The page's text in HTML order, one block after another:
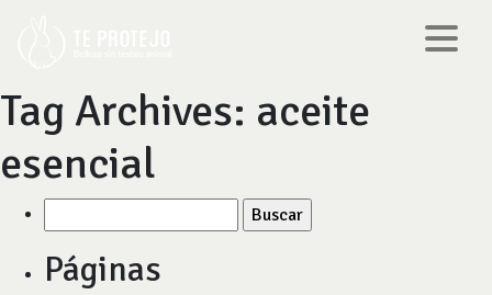
Tag Archives: aceite
esencial
por:
Páginas